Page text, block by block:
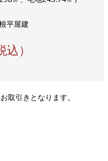
平屋建
）
取引きとなります。